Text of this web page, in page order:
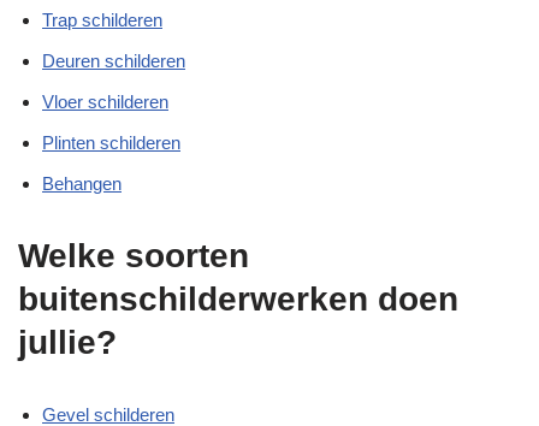
Trap schilderen
Deuren schilderen
Vloer schilderen
Plinten schilderen
Behangen
Welke soorten
buitenschilderwerken doen
jullie?
Gevel schilderen